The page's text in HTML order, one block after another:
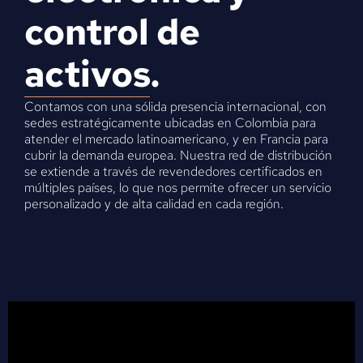
control de
activos.
Contamos con una sólida presencia internacional, con
sedes estratégicamente ubicadas en Colombia para
atender el mercado latinoamericano, y en Francia para
cubrir la demanda europea. Nuestra red de distribución
se extiende a través de revendedores certificados en
múltiples países, lo que nos permite ofrecer un servicio
personalizado y de alta calidad en cada región.